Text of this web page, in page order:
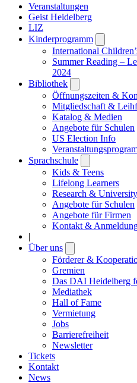
Veranstaltungen
Geist Heidelberg
LIZ
Kinderprogramm
submenu
International
Summer Reading –
2024
Bibliothek
submenu
Öffnungszeiten &
Mitgliedschaft &
Katalog & Medien
Angebote für Schulen
US Election Info
Sprachschule
submenu
Kids & Teens
Lifelong Learners
Research &
Angebote für Schulen
Angebote für Firmen
Kontakt &
|
Über uns
submenu
Förderer &
Gremien
Das DAI Heidelberg
Mediathek
Hall of Fame
Vermietung
Jobs
Barrierefreiheit
Newsletter
Tickets
Kontakt
News